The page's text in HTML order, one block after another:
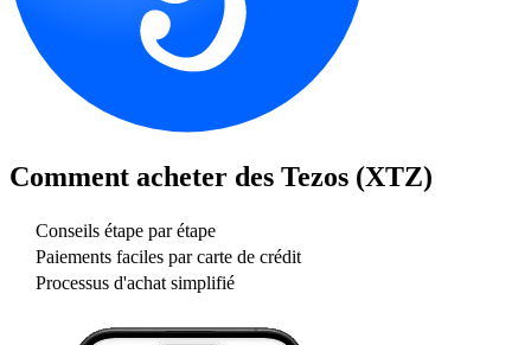
Comment acheter des Tezos (XTZ)
Conseils étape par étape
Paiements faciles par carte de crédit
Processus d'achat simplifié